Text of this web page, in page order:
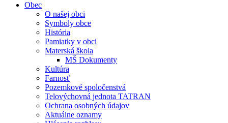
Obec
O našej obci
Symboly obce
História
Pamiatky v obci
Materská škola
MŠ Dokumenty
Kultúra
Farnosť
Pozemkové spoločenstvá
Telovýchovná jednota TATRAN
Ochrana osobných údajov
Aktuálne oznamy